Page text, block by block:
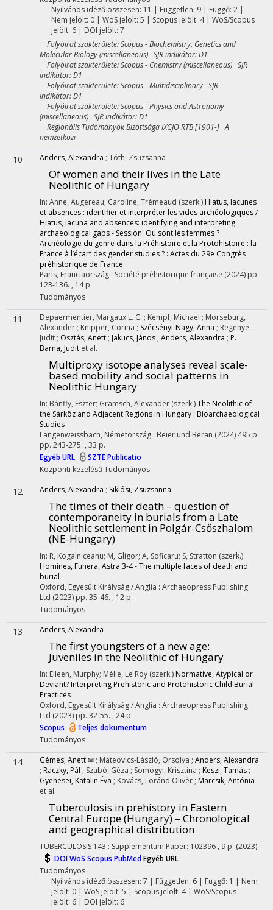
Nyilvános idéző összesen: 11 | Független: 9 | Függő: 2 |
Nem jelölt: 0 | WoS jelölt: 5 | Scopus jelölt: 4 | WoS/Scopus
jelölt: 6 | DOI jelölt: 7
Folyóirat szakterülete: Scopus - Biochemistry, Genetics and
Molecular Biology (miscellaneous) SJR indikátor: D1
Folyóirat szakterülete: Scopus - Chemistry (miscellaneous) SJR
indikátor: D1
Folyóirat szakterülete: Scopus - Multidisciplinary SJR
indikátor: D1
Folyóirat szakterülete: Scopus - Physics and Astronomy
(miscellaneous) SJR indikátor: D1
Regionális Tudományok Bizottsága IXGJO RTB [1901-] A
nemzetközi
10 Anders, Alexandra ; Tóth, Zsuzsanna
Of women and their lives in the Late
Neolithic of Hungary
In: Anne, Augereau; Caroline, Trémeaud (szerk.) Hiatus, lacunes
et absences : identifier et interpréter les vides archéologiques /
Hiatus, lacuna and absences: identifying and interpreting
archaeological gaps - Session: Où sont les femmes ?
Archéologie du genre dans la Préhistoire et la Protohistoire : la
France à l’écart des gender studies ? : Actes du 29e Congrès
préhistorique de France
Paris, Franciaország : Société préhistorique française (2024) pp.
123-136. , 14 p.
Tudományos
11 Depaermentier, Margaux L. C. ; Kempf, Michael ; Mörseburg,
Alexander ; Knipper, Corina ; Szécsényi-Nagy, Anna ; Regenye,
Judit ; Osztás, Anett ; Jakucs, János ; Anders, Alexandra ; P.
Barna, Judit et al.
Multiproxy isotope analyses reveal scale-
based mobility and social patterns in
Neolithic Hungary
In: Bánffy, Eszter; Gramsch, Alexander (szerk.)The Neolithic of
the Sárköz and Adjacent Regions in Hungary : Bioarchaeological
Studies
Langenweissbach, Németország : Beier und Beran (2024) 495 p.
pp. 243-275. , 33 p.
Egyéb URL
SZTE Publicatio
Központi kezelésűTudományos
12 Anders, Alexandra ; Siklósi, Zsuzsanna
The times of their death – question of
contemporaneity in burials from a Late
Neolithic settlement in Polgár-Csőszhalom
(NE-Hungary)
In: R, Kogalniceanu; M, Gligor; A, Soficaru; S, Stratton (szerk.)
Homines, Funera, Astra 3-4 - The multiple faces of death and
burial
Oxford, Egyesült Királyság / Anglia : Archaeopress Publishing
Ltd (2023) pp. 35-46. , 12 p.
Tudományos
13 Anders, Alexandra
The first youngsters of a new age:
Juveniles in the Neolithic of Hungary
In: Eileen, Murphy; Mélie, Le Roy (szerk.) Normative, Atypical or
Deviant? Interpreting Prehistoric and Protohistoric Child Burial
Practices
Oxford, Egyesült Királyság / Anglia : Archaeopress Publishing
Ltd (2023) pp. 32-55. , 24 p.
Scopus
Teljes dokumentum
Tudományos
14 Gémes, Anett ✉ ; Mateovics-László, Orsolya ; Anders, Alexandra
; Raczky, Pál ; Szabó, Géza ; Somogyi, Krisztina ; Keszi, Tamás ;
Gyenesei, Katalin Éva ; Kovács, Loránd Olivér ; Marcsik, Antónia
et al.
Tuberculosis in prehistory in Eastern
Central Europe (Hungary) – Chronological
and geographical distribution
TUBERCULOSIS 143 : Supplementum Paper: 102396 , 9 p. (2023)
DOIWoS Scopus PubMedEgyéb URL
Tudományos
Nyilvános idéző összesen: 7 | Független: 6 | Függő: 1 | Nem
jelölt: 0 | WoS jelölt: 5 | Scopus jelölt: 4 | WoS/Scopus
jelölt: 6 | DOI jelölt: 6